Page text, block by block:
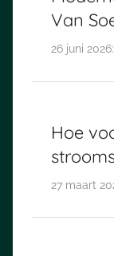
Van
26 juni
Hoe
27 maart